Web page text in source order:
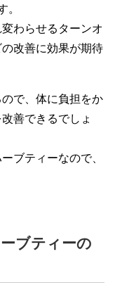
。
わらせるターンオ
改善に効果が期待
で、体に負担をか
善できるでしょ
ブティーなので、
ブティーの